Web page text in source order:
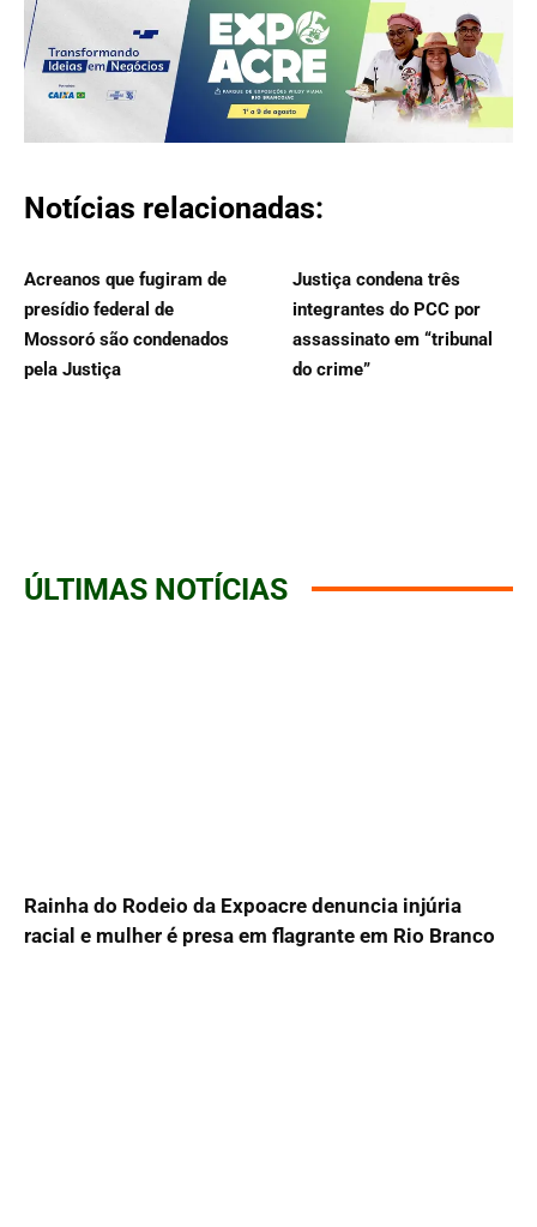
Notícias relacionadas:
Acreanos que fugiram de
presídio federal de
Mossoró são condenados
pela Justiça
Justiça condena três
integrantes do PCC por
assassinato em “tribunal
do crime”
ÚLTIMAS NOTÍCIAS
Rainha do Rodeio da Expoacre denuncia injúria
racial e mulher é presa em flagrante em Rio Branco